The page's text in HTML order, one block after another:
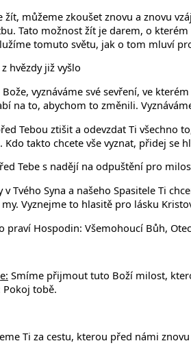
žít, můžeme zkoušet znovu a znovu
Tato možnost žít je darem, o
tomuto světu, jak o tom mluví
hvězdy již vyšlo
Bože, vyznáváme své sevření, ve
na to, abychom to změnili.
Tebou ztišit a odevzdat Ti všechno
Kdo takto chcete vše vyznat, přidej se
Tebe s nadějí na odpuštění pro
v Tvého Syna a našeho Spasitele Ti
Vyznejme to hlasitě pro lásku
praví Hospodin: Všemohoucí Bůh,
Smíme přijmout tuto Boží milost,
Pokoj tobě.
Ti za cestu, kterou před námi